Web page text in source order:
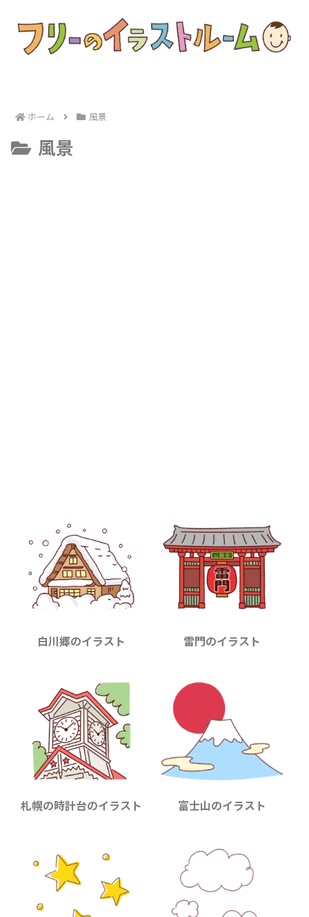
ホーム 風景
風景
白川郷のイラスト 雷門のイラスト
札幌の時計台のイラスト 富士山のイラスト